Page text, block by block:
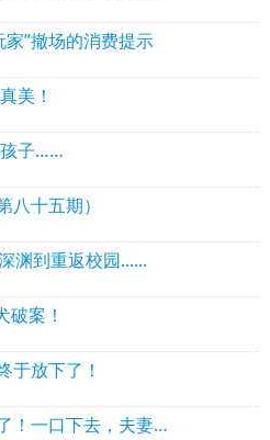
”撤场的消费提示
美！
孩子……
八十五期）
渊到重返校园......
案！
于放下了！
今年第一批“中招”的人出现了！一口下去，夫妻2人成这样……